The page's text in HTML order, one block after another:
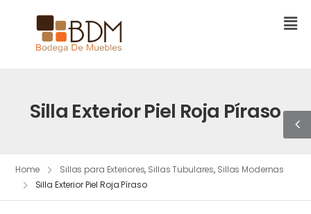
Silla Exterior Piel Roja Píraso
Home Sillas para Exteriores, Sillas Tubulares, Sillas Modernas
Silla Exterior Piel Roja Píraso